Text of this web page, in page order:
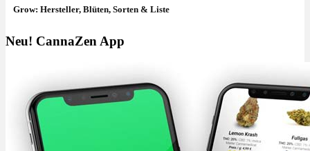
Grow: Hersteller, Blüten, Sorten & Liste
Neu! CannaZen App